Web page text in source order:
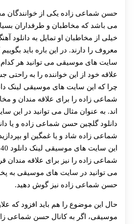
حسن شماعی زاده یکی از خوانندگان
می باشد که مخاطبان و طرفداران
خیلی از مخاطبان او تمایل به دانلود
معروف را دارند. در این باره باید
سایت های موسیقی می توانید هر کدام
علاقه خود از این خواننده را به راحتی
چرا که این سایت های موسیقی لینک
شماعی زاده را برای علاقه مندان و
اند. به عنوان مثال می توانید در این
دانلود گلچین حسن شماعی زاده و یا
شماعی زاده شاد و یا غمگین او
شماعی زاده را نیز برای علاقه مندان
می توانید در سایت های موسیقی به
حسن شماعی زاده نیز گوش دهید.
حال این موضوع را هم باید افزود که
موسیقی، اگر به کانال حسن شماعی